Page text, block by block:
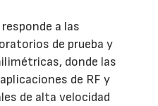
a las
de prueba y
donde las
de RF y
de alta velocidad